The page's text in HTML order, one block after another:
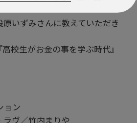
いずみさんに教えていただき
校生がお金の事を学ぶ時代』
ョン
ヴ／竹内まりや